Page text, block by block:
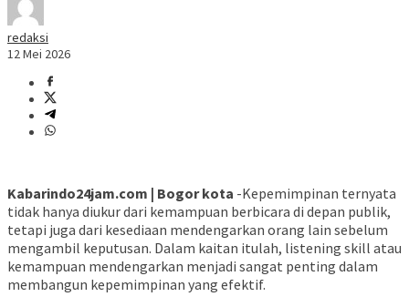
redaksi
12 Mei 2026
Kabarindo24jam.com | Bogor kota -Kepemimpinan ternyata
tidak hanya diukur dari kemampuan berbicara di depan publik,
tetapi juga dari kesediaan mendengarkan orang lain sebelum
mengambil keputusan. Dalam kaitan itulah, listening skill atau
kemampuan mendengarkan menjadi sangat penting dalam
membangun kepemimpinan yang efektif.